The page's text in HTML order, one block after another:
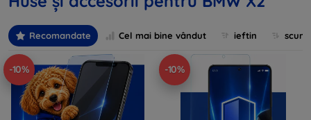
Recomandate Cel mai bine vândut ieftin
-10% -10%